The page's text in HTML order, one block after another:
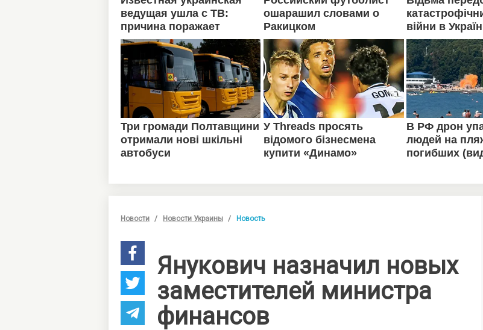
Новости Новости Украины Новость
Янукович назначил новых
заместителей министра
финансов